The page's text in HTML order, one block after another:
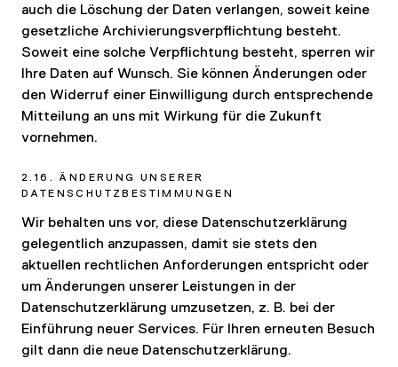
auch die Löschung der Daten verlangen, soweit keine
gesetzliche Archivierungsverpflichtung besteht.
Soweit eine solche Verpflichtung besteht, sperren wir
Ihre Daten auf Wunsch. Sie können Änderungen oder
den Widerruf einer Einwilligung durch entsprechende
Mitteilung an uns mit Wirkung für die Zukunft
vornehmen.
2.16. ÄNDERUNG UNSERER
DATENSCHUTZBESTIMMUNGEN
Wir behalten uns vor, diese Datenschutzerklärung
gelegentlich anzupassen, damit sie stets den
aktuellen rechtlichen Anforderungen entspricht oder
um Änderungen unserer Leistungen in der
Datenschutzerklärung umzusetzen, z. B. bei der
Einführung neuer Services. Für Ihren erneuten Besuch
gilt dann die neue Datenschutzerklärung.